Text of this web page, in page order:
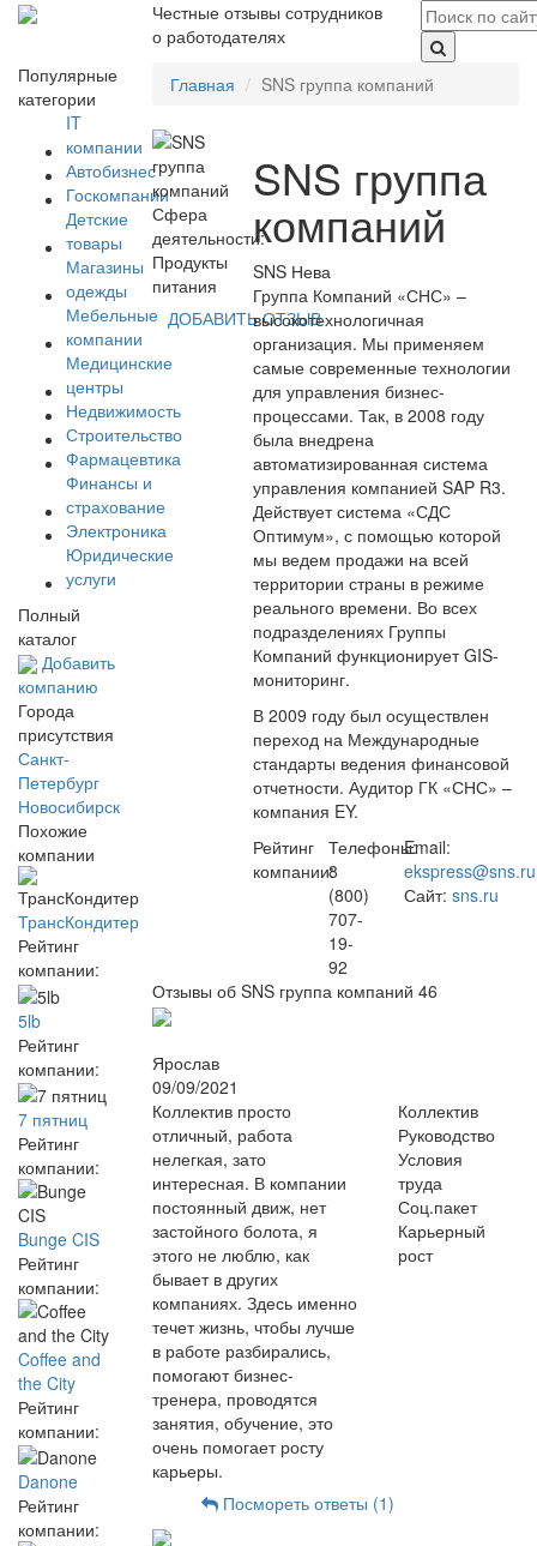
Честные отзывы сотрудников
о работодателях
Популярные
категории
IT
компании
Автобизнес
Госкомпании
Детские
товары
Магазины
одежды
Мебельные
компании
Медицинские
центры
Недвижимость
Строительство
Фармацевтика
Финансы и
страхование
Электроника
Юридические
услуги
Полный
каталог
Добавить
компанию
Города
присутствия
Санкт-
Петербург
Новосибирск
Похожие
компании
ТрансКондитер
Рейтинг
компании:
5lb
Рейтинг
компании:
7 пятниц
Рейтинг
компании:
Bunge CIS
Рейтинг
компании:
Coffee and
the City
Рейтинг
компании:
Danone
Рейтинг
компании:
Главная SNS группа компаний
Сфера
деятельности:
Продукты
питания
ДОБАВИТЬ ОТЗЫВ
SNS группа
компаний
SNS Нева
Группа Компаний «СНС» –
высокотехнологичная
организация. Мы применяем
самые современные технологии
для управления бизнес-
процессами. Так, в 2008 году
была внедрена
автоматизированная система
управления компанией SAP R3.
Действует система «СДС
Оптимум», с помощью которой
мы ведем продажи на всей
территории страны в режиме
реального времени. Во всех
подразделениях Группы
Компаний функционирует GIS-
мониторинг.
В 2009 году был осуществлен
переход на Международные
стандарты ведения финансовой
отчетности. Аудитор ГК «СНС» –
компания EY.
Рейтинг
компании:
Телефоны:
8
(800)
707-
19-
92
Email:
ekspress@sns.ru
Сайт: sns.ru
Отзывы об SNS группа компаний 46
Ярослав
09/09/2021
Коллектив просто
отличный, работа
нелегкая, зато
интересная. В компании
постоянный движ, нет
застойного болота, я
этого не люблю, как
бывает в других
компаниях. Здесь именно
течет жизнь, чтобы лучше
в работе разбирались,
помогают бизнес-
тренера, проводятся
занятия, обучение, это
очень помогает росту
карьеры.
Коллектив
Руководство
Условия
труда
Соц.пакет
Карьерный
рост
Посмореть ответы (1)